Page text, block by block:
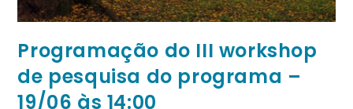
Programação do III workshop
de pesquisa do programa –
19/06 às 14:00